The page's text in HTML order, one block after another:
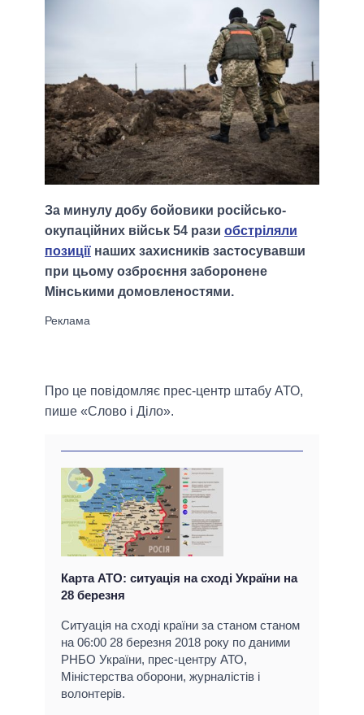
За минулу добу бойовики російсько-
окупаційних військ 54 рази обстріляли
позиції наших захисників застосувавши
при цьому озброєння заборонене
Мінськими домовленостями.
Про це повідомляє прес-центр штабу АТО,
пише «Слово і Діло».
Карта АТО: ситуація на сході України на
28 березня
Ситуація на сході країни за станом станом
на 06:00 28 березня 2018 року по даними
РНБО України, прес-центру АТО,
Міністерства оборони, журналістів і
волонтерів.